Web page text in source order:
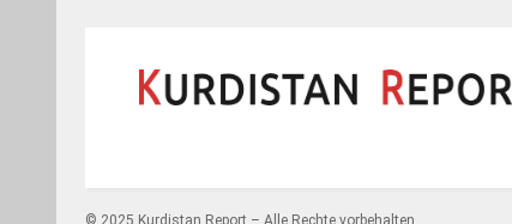
© 2025 Kurdistan Report – Alle Rechte vorbehalten.